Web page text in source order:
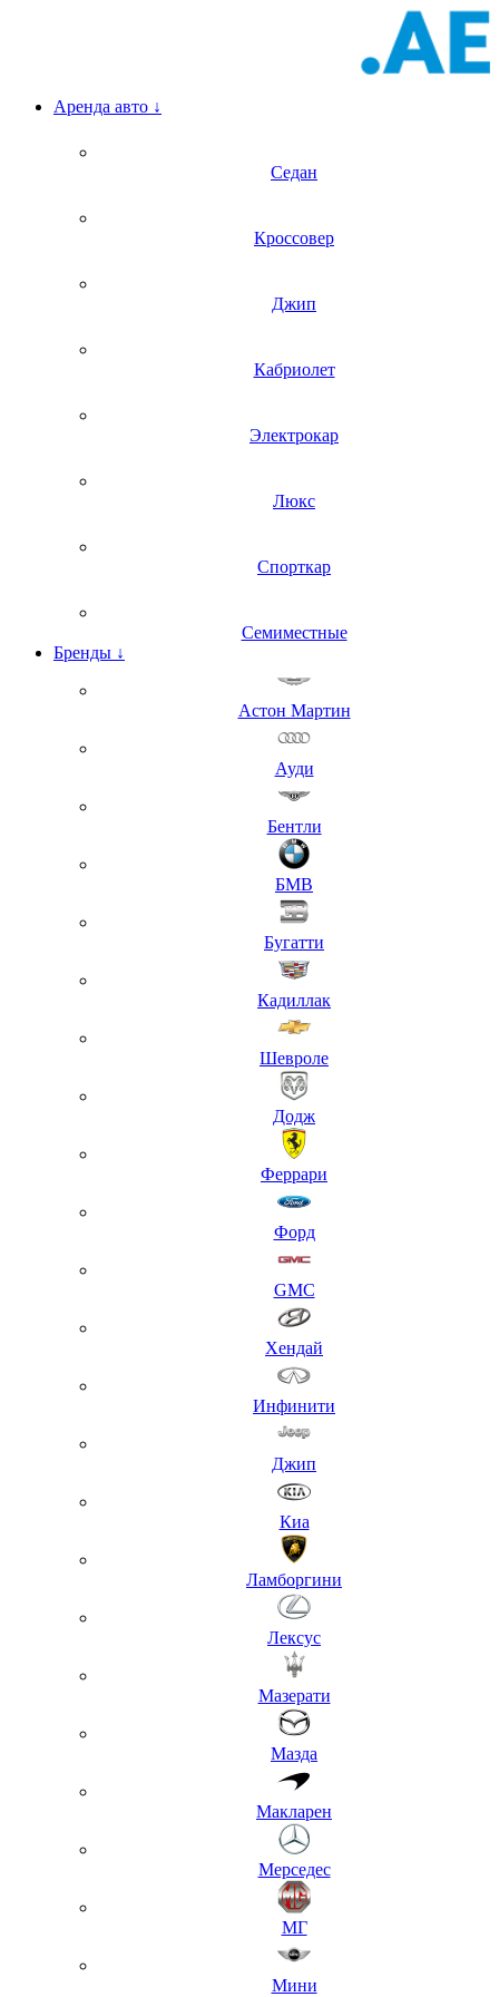
Аренда авто ↓
Седан
Кроссовер
Джип
Кабриолет
Электрокар
Люкс
Спорткар
Семиместные
Бренды ↓
Астон Мартин
Ауди
Бентли
БМВ
Бугатти
Кадиллак
Шевроле
Додж
Феррари
Форд
GMC
Хендай
Инфинити
Джип
Киа
Ламборгини
Лексус
Мазерати
Мазда
Макларен
Мерседес
МГ
Мини